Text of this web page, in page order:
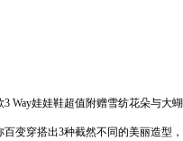
娃娃鞋超值附赠雪纺花朵与大
穿搭出3种截然不同的美丽造型，